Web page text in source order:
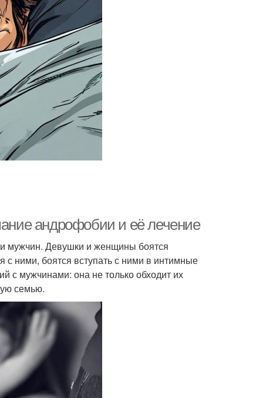
андрофобии и её лечение
мужчин. Девушки и женщины боятся
с ними, боятся вступать с ними в интимные
с мужчинами: она не только обходит их
семью.